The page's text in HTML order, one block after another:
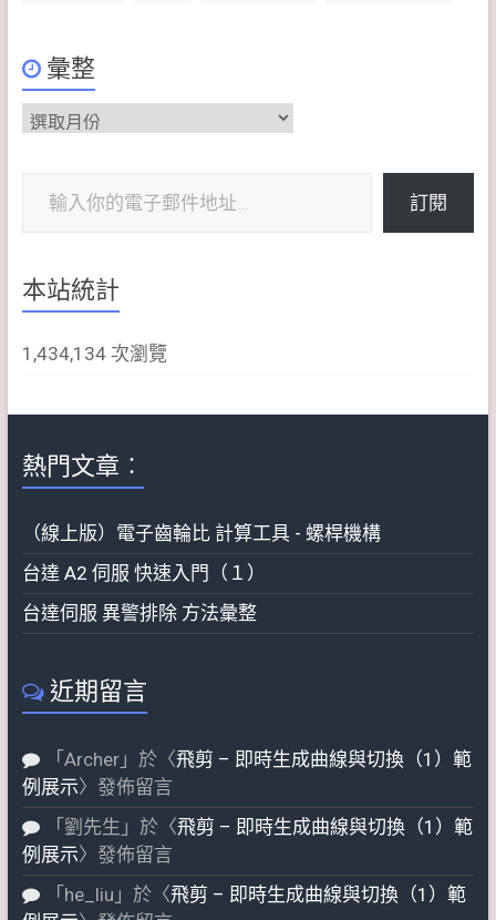
彙整
彙
整
訂閱
本站統計
1,434,134 次瀏覽
熱門文章︰
（線上版）電子齒輪比 計算工具 - 螺桿機構
台達 A2 伺服 快速入門（１）
台達伺服 異警排除 方法彙整
近期留言
「 Archer」於〈飛剪 – 即時生成曲線與切換（1）範
例展示〉發佈留言
「 劉先生 」於〈飛剪 – 即時生成曲線與切換（1）範
例展示〉發佈留言
「 he_liu 」於〈飛剪 – 即時生成曲線與切換（1）範